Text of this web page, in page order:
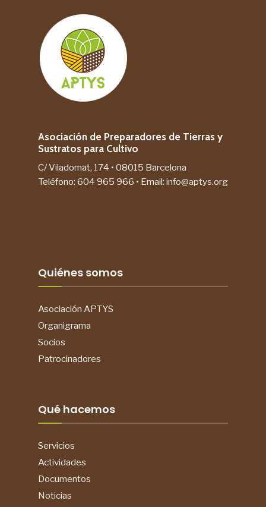
Asociación de Preparadores de Tierras y
Sustratos para Cultivo
C/ Viladomat, 174 • 08015 Barcelona
Teléfono: 604 965 966 • Email: info@aptys.org
Quiénes somos
Asociación APTYS
Organigrama
Socios
Patrocinadores
Qué hacemos
Servicios
Actividades
Documentos
Noticias